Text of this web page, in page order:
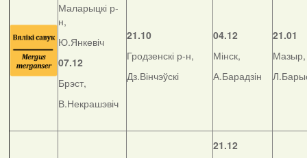
Маларыцкі р-
н,
Ю.Янкевіч
07.12
Брэст,
В.Некрашэвіч
21.10
Гродзенскі р-н,
Дз.Вінчэўскі
04.12
Мінск,
А.Барадзін
21.01
Мазыр,
21.12